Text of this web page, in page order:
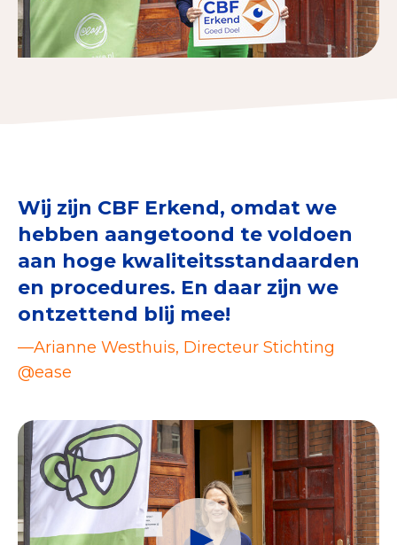
Wij zijn CBF Erkend, omdat we
hebben aangetoond te voldoen
aan hoge kwaliteitsstandaarden
en procedures. En daar zijn we
ontzettend blij mee!
—Arianne Westhuis, Directeur Stichting
@ease